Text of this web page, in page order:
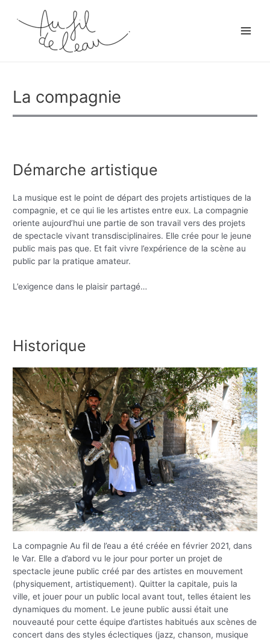
La compagnie
Démarche artistique
La musique est le point de départ des projets artistiques de la
compagnie, et ce qui lie les artistes entre eux. La compagnie
oriente aujourd’hui une partie de son travail vers des projets
de spectacle vivant transdisciplinaires. Elle crée pour le jeune
public mais pas que. Et fait vivre l’expérience de la scène au
public par la pratique amateur.
L’exigence dans le plaisir partagé…
Historique
La compagnie Au fil de l’eau a été créée en février 2021, dans
le Var. Elle a d’abord vu le jour pour porter un projet de
spectacle jeune public créé par des artistes en mouvement
(physiquement, artistiquement). Quitter la capitale, puis la
ville, et jouer pour un public local avant tout, telles étaient les
dynamiques du moment. Le jeune public aussi était une
nouveauté pour cette équipe d’artistes habitués aux scènes de
concert dans des styles éclectiques (jazz, chanson, musique